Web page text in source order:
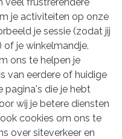
je activiteiten op onze
je sessie (zodat jij
je winkelmandje.
ons te helpen je
van eerdere of huidige
pagina's die je hebt
wij je betere diensten
cookies om ons te
over siteverkeer en